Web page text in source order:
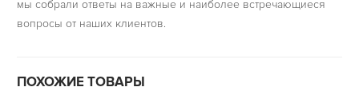
мы собрали ответы на важные и наиболее встречающиеся
вопросы от наших клиентов.
ПОХОЖИЕ ТОВАРЫ